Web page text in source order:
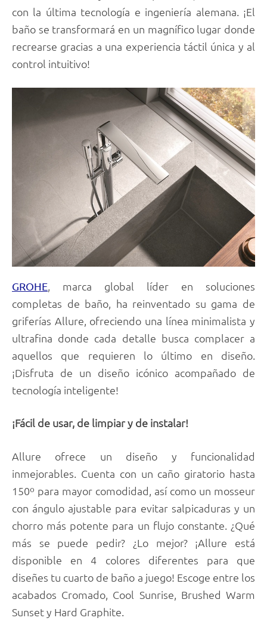
con la última tecnología e ingeniería alemana. ¡El
baño se transformará en un magnífico lugar donde
recrearse gracias a una experiencia táctil única y al
control intuitivo!
GROHE, marca global líder en soluciones
completas de baño, ha reinventado su gama de
griferías Allure, ofreciendo una línea minimalista y
ultrafina donde cada detalle busca complacer a
aquellos que requieren lo último en diseño.
¡Disfruta de un diseño icónico acompañado de
tecnología inteligente!
¡Fácil de usar, de limpiar y de instalar!
Allure ofrece un diseño y funcionalidad
inmejorables. Cuenta con un caño giratorio hasta
150º para mayor comodidad, así como un mosseur
con ángulo ajustable para evitar salpicaduras y un
chorro más potente para un flujo constante. ¿Qué
más se puede pedir? ¿Lo mejor? ¡Allure está
disponible en 4 colores diferentes para que
diseñes tu cuarto de baño a juego! Escoge entre los
acabados Cromado, Cool Sunrise, Brushed Warm
Sunset y Hard Graphite.